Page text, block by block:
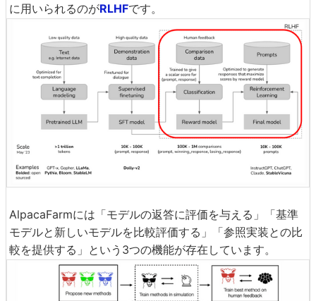
に用いられるのがRLHFです。
AlpacaFarmには「モデルの返答に評価を与える」「基準
モデルと新しいモデルを比較評価する」「参照実装との比
較を提供する」という3つの機能が存在しています。